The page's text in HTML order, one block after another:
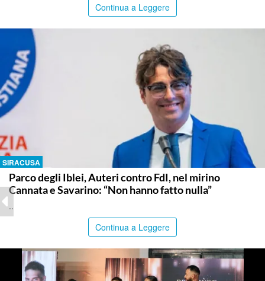
Continua a Leggere
SIRACUSA
Parco degli Iblei, Auteri contro FdI, nel mirino
Cannata e Savarino: “Non hanno fatto nulla”
..
Continua a Leggere